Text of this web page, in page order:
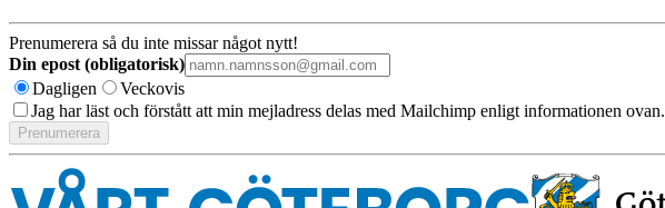
Prenumerera så du inte missar något nytt!
Din epost (obligatorisk)
Dagligen
Veckovis
Jag har läst och förstått att min mejladress delas med Mailchimp enligt informationen ovan.